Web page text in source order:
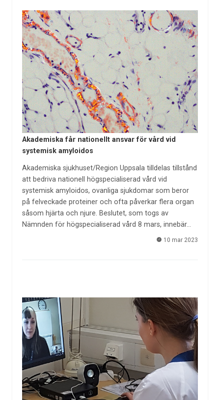
Akademiska får nationellt ansvar för vård vid
systemisk amyloidos
Akademiska sjukhuset/Region Uppsala tilldelas tillstånd
att bedriva nationell högspecialiserad vård vid
systemisk amyloidos, ovanliga sjukdomar som beror
på felveckade proteiner och ofta påverkar flera organ
såsom hjärta och njure. Beslutet, som togs av
Nämnden för högspecialiserad vård 8 mars, innebär…
10 mar 2023